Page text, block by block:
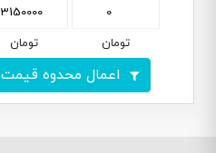
تومان تومان
اعمال محدوه قیمت